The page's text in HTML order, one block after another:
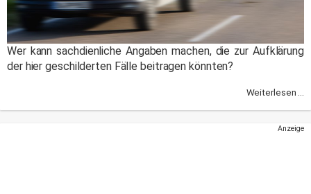
Wer kann sachdienliche Angaben machen, die zur Aufklärung
der hier geschilderten Fälle beitragen könnten?
Weiterlesen ...
Anzeige